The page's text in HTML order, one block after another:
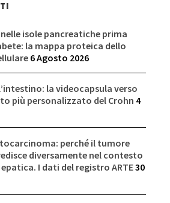
nelle isole pancreatiche prima
la mappa proteica dello
6 Agosto 2026
la videocapsula verso
più personalizzato del Crohn 4
perché il tumore
diversamente nel contesto
I dati del registro ARTE30